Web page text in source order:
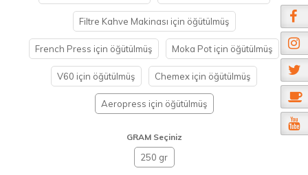
Filtre Kahve Makinası için öğütülmüş
French Press için öğütülmüş Moka Pot için öğütülmüş
V60 için öğütülmüş Chemex için öğütülmüş
Aeropress için öğütülmüş
GRAM Seçiniz
250 gr